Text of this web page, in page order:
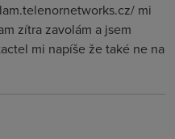
mi
zítra zavolám a jsem
mi napíše že také ne na